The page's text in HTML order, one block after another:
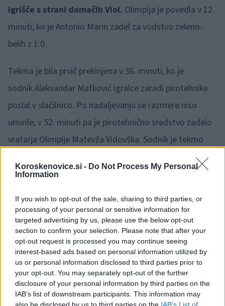
Koroskenovice.si - Do Not Process My Personal
Information
If you wish to opt-out of the sale, sharing to third parties, or
processing of your personal or sensitive information for
targeted advertising by us, please use the below opt-out
section to confirm your selection. Please note that after your
opt-out request is processed you may continue seeing
interest-based ads based on personal information utilized by
us or personal information disclosed to third parties prior to
your opt-out. You may separately opt-out of the further
disclosure of your personal information by third parties on the
IAB’s list of downstream participants. This information may
also be disclosed by us to third parties on the IAB’s List of
igrišče s strani domačih Viol. Olimpija je povedla v 12.
minuti, ko je Antonio Marin zadel za vodstvo zeleno-
belih z 1:0.
Tekma je bila prvič prekinjena v 36. minuti, ko je
sodnik Aleksandar Matković igralce zaradi pirotehnike
poslal v slačilnico. Po nadaljevanju se razmere niso
umirile, v 52. minuti pa je pirotehnično sredstvo zadelo
vratarja Olimpije Matevža Vidovška. Sodnik je tekmo
kaznih bo odločala Nogometna zveza Slovenije.
sezono Maribora, ki je po razpletu kroga ostal vse dlje
od evropskih mest.
Primorje – Mura 0:2
Mura je v Ajdovščini prišla do zmage, s katero si je